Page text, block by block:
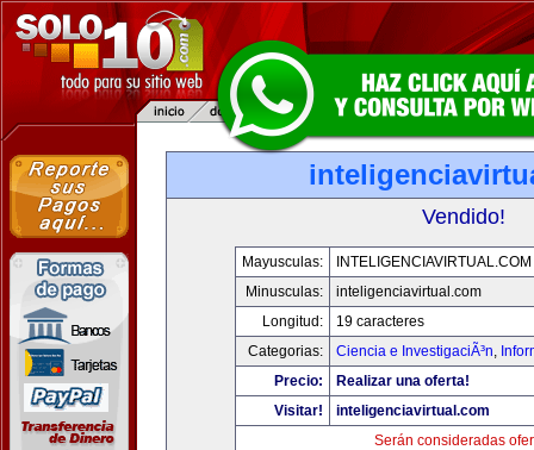
Vendido!
Mayusculas:
INTELIGENCIAVIRTUAL.COM
Minusculas:
inteligenciavirtual.com
Longitud:
19 caracteres
Categorias:
Ciencia e InvestigaciÃ³n,
Precio:
Realizar una oferta!
Visitar!
inteligenciavirtual.com
Serán consideradas